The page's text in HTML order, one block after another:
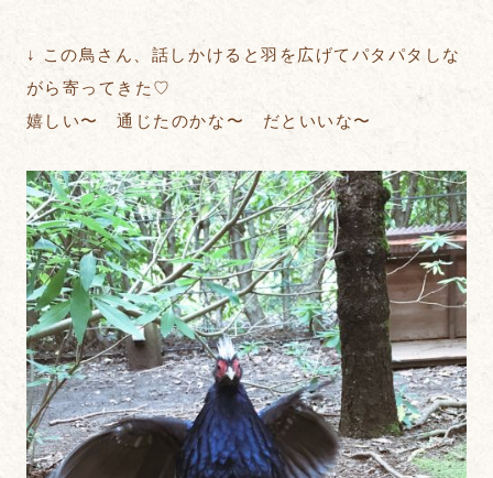
↓ この鳥さん、話しかけると羽を広げてパタパタしな
がら寄ってきた♡
嬉しい〜 通じたのかな〜 だといいな〜